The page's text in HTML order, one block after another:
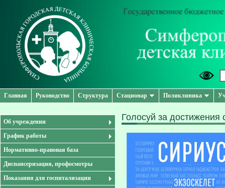
Главная Руководство Структура Стационар Поликлиника
Об учреждении
График работы
Нормативно-правовая база
Диспансеризация, профосмотры
Показания для госпитализации
Голосуй за достижения